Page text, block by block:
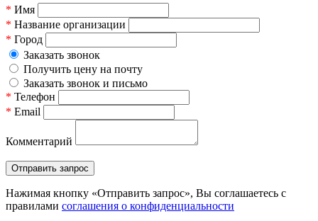
* Имя
* Название организации
* Город
Заказать звонок
Получить цену на почту
Заказать звонок и письмо
* Телефон
* Email
Комментарий
Нажимая кнопку «Отправить запрос», Вы соглашаетесь c
правилами соглашения о конфиденциальности